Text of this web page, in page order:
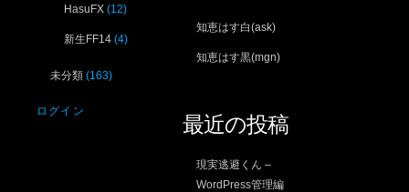
知恵はす白(ask)
知恵はす黒(mgn)
最近の投稿
現実逃避くん –
WordPress管理編
HasuFX (12)
新生FF14 (4)
未分類 (163)
ログイン